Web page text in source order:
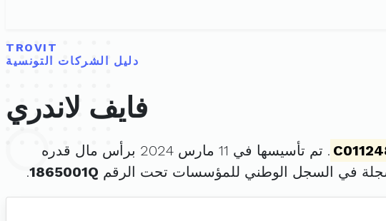
TROVIT
دليل الشركات التونسية
فايف لاندري
. تم تأسيسها في 11 مارس 2024 برأس مال قدره
في السجل الوطني للمؤسسات تحت الرقم 1865001Q
.